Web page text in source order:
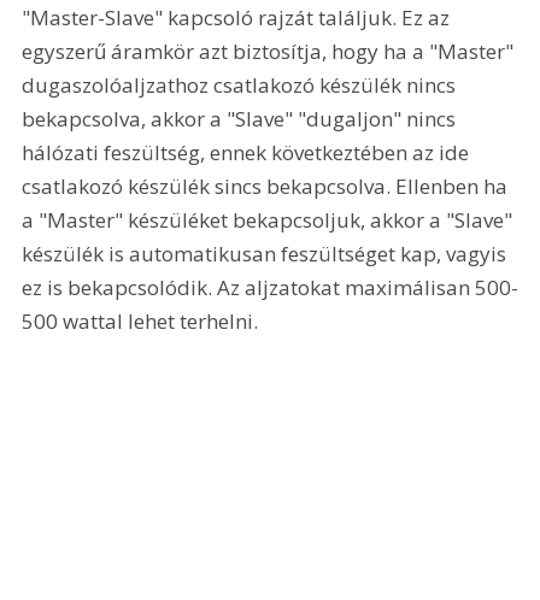
"Master-Slave" kapcsoló rajzát találjuk. Ez az
egyszerű áramkör azt biztosítja, hogy ha a "Master"
dugaszolóaljzathoz csatlakozó készülék nincs
bekapcsolva, akkor a "Slave" "dugaljon" nincs
hálózati feszültség, ennek következtében az ide
csatlakozó készülék sincs bekapcsolva. Ellenben ha
a "Master" készüléket bekapcsoljuk, akkor a "Slave"
készülék is automatikusan feszültséget kap, vagyis
ez is bekapcsolódik. Az aljzatokat maximálisan 500-
500 wattal lehet terhelni.